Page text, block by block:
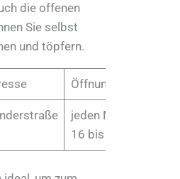
die offenen
Sie selbst
und töpfern.
Öffnungszeiten
jeden Montag,
16 bis 19 Uhr